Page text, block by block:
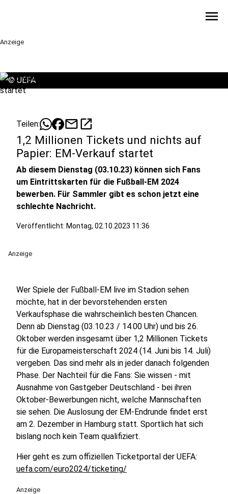
menu
Anzeige
© UEFA
Teilen: mailopen_in_new
1,2 Millionen Tickets und nichts auf
Papier: EM-Verkauf startet
Ab diesem Dienstag (03.10.23) können sich Fans
um Eintrittskarten für die Fußball-EM 2024
bewerben. Für Sammler gibt es schon jetzt eine
schlechte Nachricht.
Veröffentlicht: Montag, 02.10.2023 11:36
Anzeige
Wer Spiele der Fußball-EM live im Stadion sehen
möchte, hat in der bevorstehenden ersten
Verkaufsphase die wahrscheinlich besten Chancen.
Denn ab Dienstag (03.10.23 / 14.00 Uhr) und bis 26.
Oktober werden insgesamt über 1,2 Millionen Tickets
für die Europameisterschaft 2024 (14. Juni bis 14. Juli)
vergeben. Das sind mehr als in jeder danach folgenden
Phase. Der Nachteil für die Fans: Sie wissen - mit
Ausnahme von Gastgeber Deutschland - bei ihren
Oktober-Bewerbungen nicht, welche Mannschaften
sie sehen. Die Auslosung der EM-Endrunde findet erst
am 2. Dezember in Hamburg statt. Sportlich hat sich
bislang noch kein Team qualifiziert.
Hier geht es zum offiziellen Ticketportal der UEFA:
uefa.com/euro2024/ticketing/
Anzeige